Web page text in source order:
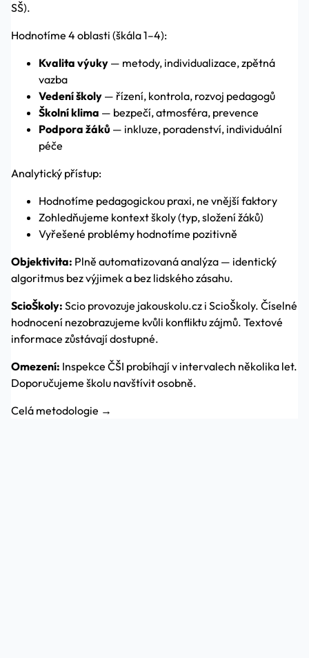
SŠ).
Hodnotíme 4 oblasti (škála 1–4):
Kvalita výuky — metody, individualizace, zpětná
vazba
Vedení školy — řízení, kontrola, rozvoj pedagogů
Školní klima — bezpečí, atmosféra, prevence
Podpora žáků — inkluze, poradenství, individuální
péče
Analytický přístup:
Hodnotíme pedagogickou praxi, ne vnější faktory
Zohledňujeme kontext školy (typ, složení žáků)
Vyřešené problémy hodnotíme pozitivně
Objektivita: Plně automatizovaná analýza — identický
algoritmus bez výjimek a bez lidského zásahu.
ScioŠkoly: Scio provozuje jakouskolu.cz i ScioŠkoly. Číselné
hodnocení nezobrazujeme kvůli konfliktu zájmů. Textové
informace zůstávají dostupné.
Omezení: Inspekce ČŠI probíhají v intervalech několika let.
Doporučujeme školu navštívit osobně.
Celá metodologie →